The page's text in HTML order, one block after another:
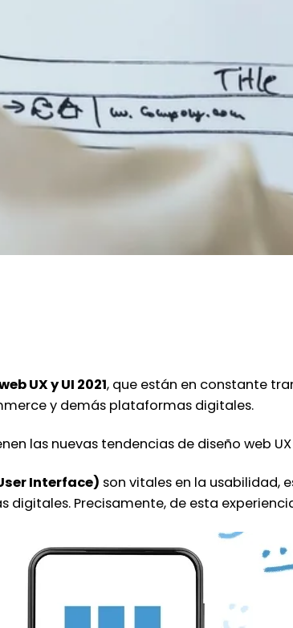
UX y UI 2021, que están en constante
y demás plataformas digitales.
las nuevas tendencias de diseño web UX
Interface) son vitales en la usabilidad,
Precisamente, de esta